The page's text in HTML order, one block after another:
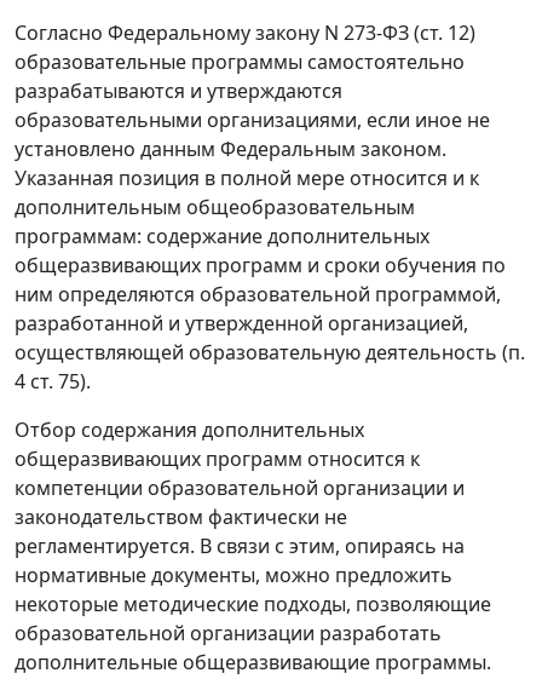
Согласно Федеральному закону N 273-ФЗ (ст. 12)
образовательные программы самостоятельно
разрабатываются и утверждаются
образовательными организациями, если иное не
установлено данным Федеральным законом.
Указанная позиция в полной мере относится и к
дополнительным общеобразовательным
программам: содержание дополнительных
общеразвивающих программ и сроки обучения по
ним определяются образовательной программой,
разработанной и утвержденной организацией,
осуществляющей образовательную деятельность (п.
4 ст. 75).
Отбор содержания дополнительных
общеразвивающих программ относится к
компетенции образовательной организации и
законодательством фактически не
регламентируется. В связи с этим, опираясь на
нормативные документы, можно предложить
некоторые методические подходы, позволяющие
образовательной организации разработать
дополнительные общеразвивающие программы.